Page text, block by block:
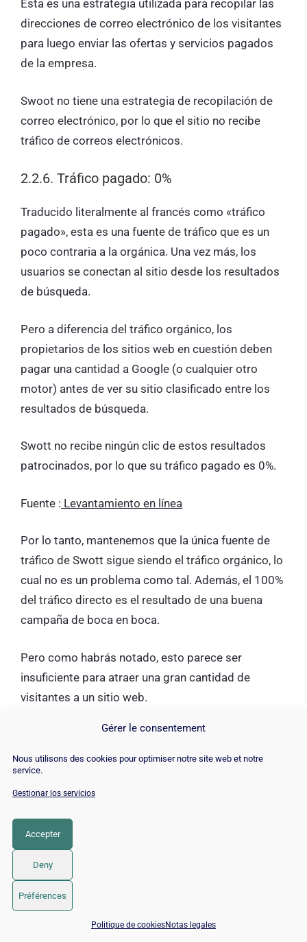
Gérer le consentement
Nous utilisons des cookies pour optimiser notre site web et notre
service.
Gestionar los servicios
Accepter
Deny
Préférences
Politique de cookiesNotas legales
Esta es una estrategia utilizada para recopilar las
direcciones de correo electrónico de los visitantes
para luego enviar las ofertas y servicios pagados
de la empresa.
Swoot no tiene una estrategia de recopilación de
correo electrónico, por lo que el sitio no recibe
tráfico de correos electrónicos.
2.2.6. Tráfico pagado: 0%
Traducido literalmente al francés como «tráfico
pagado», esta es una fuente de tráfico que es un
poco contraria a la orgánica. Una vez más, los
usuarios se conectan al sitio desde los resultados
de búsqueda.
Pero a diferencia del tráfico orgánico, los
propietarios de los sitios web en cuestión deben
pagar una cantidad a Google (o cualquier otro
motor) antes de ver su sitio clasificado entre los
resultados de búsqueda.
Swott no recibe ningún clic de estos resultados
patrocinados, por lo que su tráfico pagado es 0%.
Fuente : Levantamiento en línea
Por lo tanto, mantenemos que la única fuente de
tráfico de Swott sigue siendo el tráfico orgánico, lo
cual no es un problema como tal. Además, el 100%
del tráfico directo es el resultado de una buena
campaña de boca en boca.
Pero como habrás notado, esto parece ser
insuficiente para atraer una gran cantidad de
visitantes a un sitio web.
Esto sería más fácil de lograr con tráfico mixto de
todas partes, especialmente tráfico orgánico, que
sigue siendo la mejor fuente para generar una gran
cantidad de visitantes continuos durante un largo
Por supuesto, compartí todas estas explicaciones
con mi cliente y, como se anunció anteriormente,
acordamos iniciar una campaña de SEO para
diversificar las fuentes de tráfico de Swott y así
traerle más visitantes.
📅 Reservar 15 min con un experto SEO / GEO